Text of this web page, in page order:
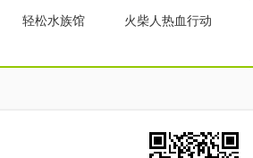
轻松水族馆 火柴人热血行动